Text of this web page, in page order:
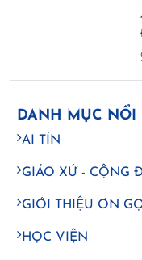
DANH MỤC NỔI
AI TÍN
GIÁO XỨ - CỘNG
GIỚI THIỆU ƠN
HỌC VIỆN